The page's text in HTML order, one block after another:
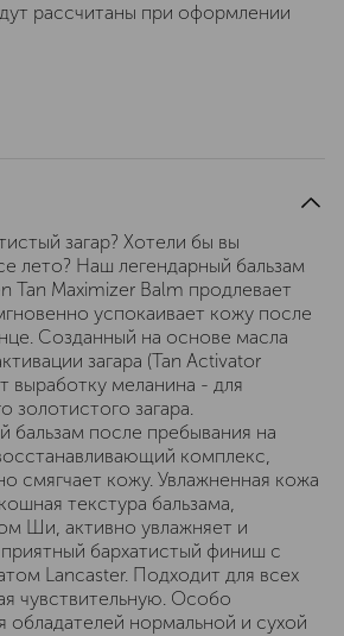
рассчитаны при оформлении
загар? Хотели бы вы
лето? Наш легендарный бальзам
Tan Maximizer Balm продлевает
успокаивает кожу после
Созданный на основе масла
загара (Tan Activator
выработку меланина - для
золотистого загара.
бальзам после пребывания на
комплекс,
смягчает кожу. Увлажненная кожа
текстура бальзама,
Ши, активно увлажняет и
бархатистый финиш с
Lancaster. Подходит для всех
чувствительную. Особо
обладателей нормальной и сухой